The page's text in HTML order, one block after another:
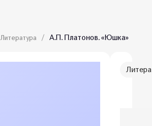
Литература А.П. Платонов. «Юшка»